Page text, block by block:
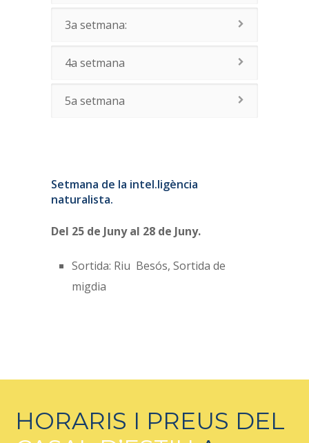
3a setmana:
4a setmana
5a setmana
Setmana de la intel.ligència
naturalista.
Del 25 de Juny al 28 de Juny.
Sortida: Riu Besós, Sortida de
migdia
HORARIS I PREUS DEL